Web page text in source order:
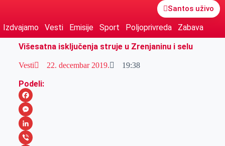
Santos uživo
Izdvajamo Vesti Emisije Sport Poljoprivreda
Zabava
Višesatna isključenja struje u Zrenjaninu i selu
Vesti 22. decembar 2019. 19:38
Podeli:
F
a
c
M
eL